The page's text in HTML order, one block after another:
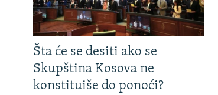
NASTANAK I RASPAD JUGOSLAVIJE
Šta će se desiti ako se
Skupština Kosova ne
konstituiše do ponoći?